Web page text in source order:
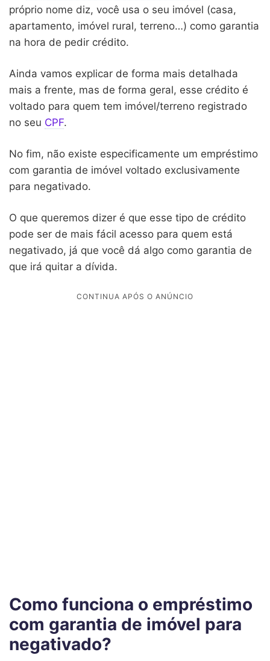
próprio nome diz, você usa o seu imóvel (casa,
apartamento, imóvel rural, terreno…) como garantia
na hora de pedir crédito.
Ainda vamos explicar de forma mais detalhada
mais a frente, mas de forma geral, esse crédito é
voltado para quem tem imóvel/terreno registrado
no seu CPF.
No fim, não existe especificamente um empréstimo
com garantia de imóvel voltado exclusivamente
para negativado.
O que queremos dizer é que esse tipo de crédito
pode ser de mais fácil acesso para quem está
negativado, já que você dá algo como garantia de
que irá quitar a dívida.
Como funciona o empréstimo
com garantia de imóvel para
negativado?